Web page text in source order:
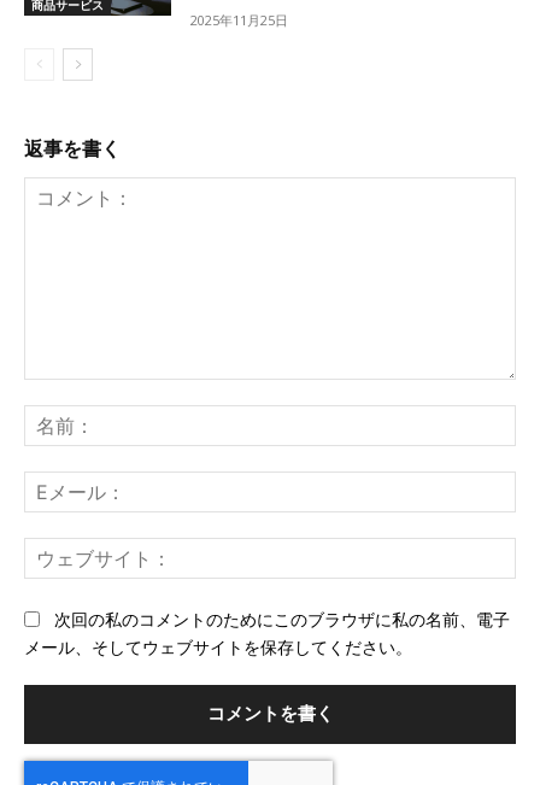
商品サービス
2025年11月25日
返事を書く
ン
ト：
前
メ
ー
ェ
次回の私のコメントのためにこのブラウザに私の名前、電子
メール、そしてウェブサイトを保存してください。